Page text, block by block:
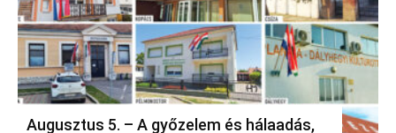
Augusztus 5. – A győzelem és hálaadás,